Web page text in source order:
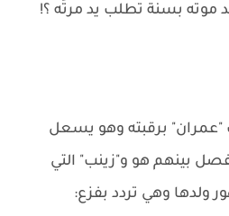
موته بسنة تطلب يد مرتَه ؟!
برقبته وهو يسعل
بينهم هو و"زينب" التي
ولدها وهي تردد بفزع: